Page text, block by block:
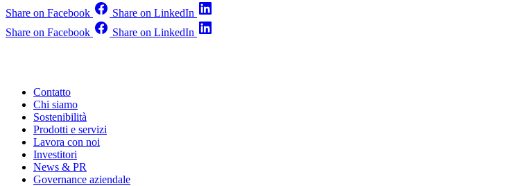
Share on Facebook
Share on LinkedIn
Share on Facebook
Share on LinkedIn
Contatto
Chi siamo
Sostenibilità
Prodotti e servizi
Lavora con noi
Investitori
News & PR
Governance aziendale